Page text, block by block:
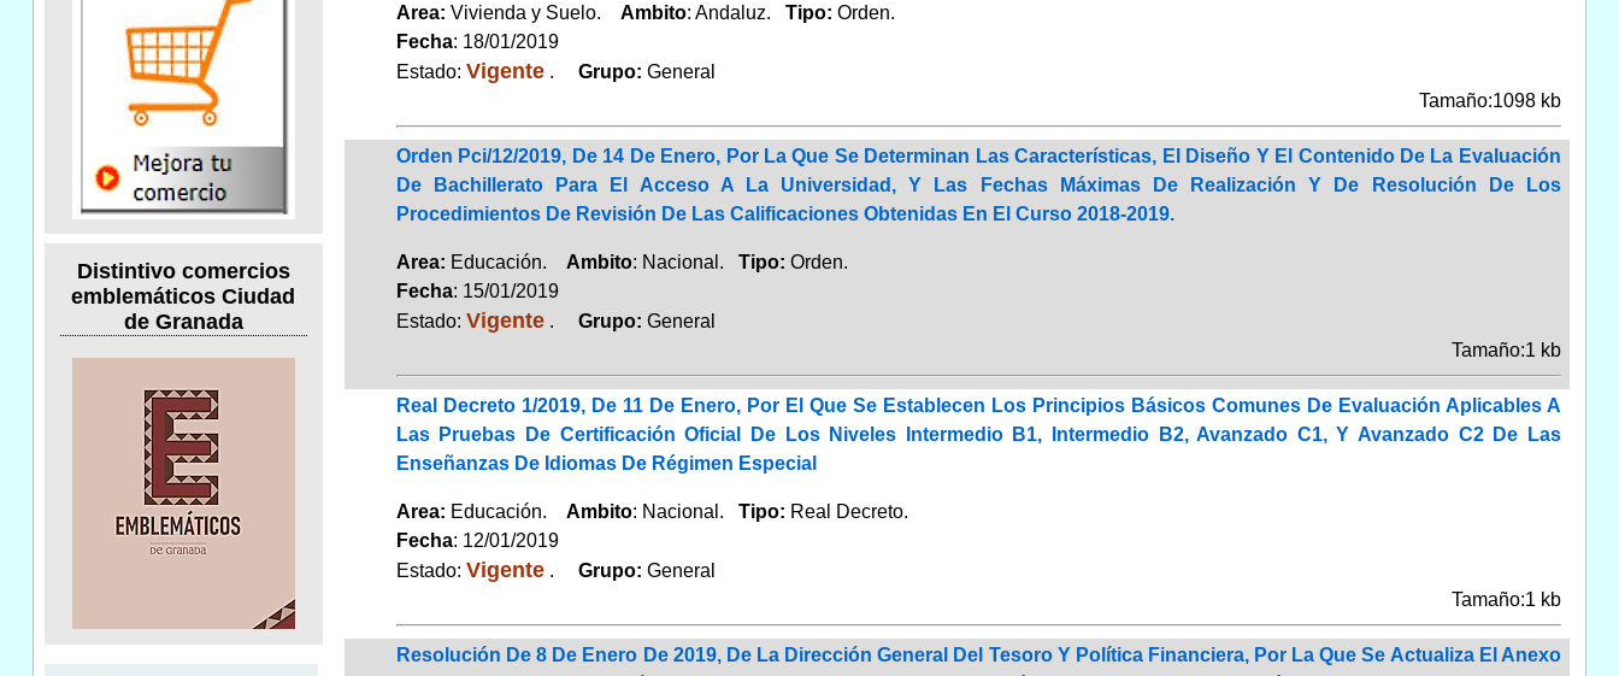
Distintivo comercios
emblemáticos Ciudad
de Granada
Area: Vivienda y Suelo. Ambito: Andaluz. Tipo: Orden.
Fecha: 18/01/2019
Estado: Vigente. Grupo: General
Tamaño:1098 kb
Orden Pci/12/2019, De 14 De Enero, Por La Que Se Determinan Las Características, El Diseño Y El Contenido De La Evaluación
De Bachillerato Para El Acceso A La Universidad, Y Las Fechas Máximas De Realización Y De Resolución De Los
Procedimientos De Revisión De Las Calificaciones Obtenidas En El Curso 2018-2019.
Area: Educación. Ambito: Nacional. Tipo: Orden.
Fecha: 15/01/2019
Estado: Vigente. Grupo: General
Tamaño:1 kb
Real Decreto 1/2019, De 11 De Enero, Por El Que Se Establecen Los Principios Básicos Comunes De Evaluación Aplicables A
Las Pruebas De Certificación Oficial De Los Niveles Intermedio B1, Intermedio B2, Avanzado C1, Y Avanzado C2 De Las
Enseñanzas De Idiomas De Régimen Especial
Area: Educación. Ambito: Nacional. Tipo: Real Decreto.
Fecha: 12/01/2019
Estado: Vigente. Grupo: General
Tamaño:1 kb
Resolución De 8 De Enero De 2019, De La Dirección General Del Tesoro Y Política Financiera, Por La Que Se Actualiza El Anexo